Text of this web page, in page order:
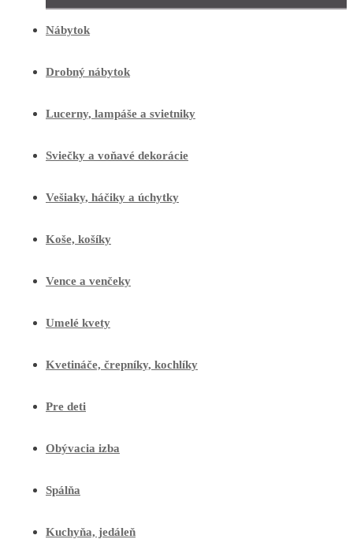
Nábytok
Drobný nábytok
Lucerny, lampáše a svietniky
Sviečky a voňavé dekorácie
Vešiaky, háčiky a úchytky
Koše, košíky
Vence a venčeky
Umelé kvety
Kvetináče, črepníky, kochlíky
Pre deti
Obývacia izba
Spálňa
Kuchyňa, jedáleň